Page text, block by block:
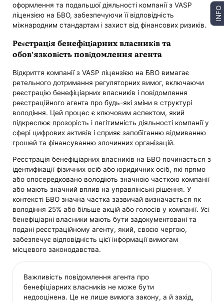
оформлення та подальшої діяльності компанії з VASP
ліцензією на БВО, забезпечуючи її відповідність
міжнародним стандартам і захист від фінансових ризиків.
Реєстрація бенефіціарних власників та
обов'язковість повідомлення агента
Відкриття компанії з VASP ліцензією на БВО вимагає
ретельного дотримання регуляторних вимог, включаючи
реєстрацію бенефіціарних власників і повідомлення
реєстраційного агента про будь-які зміни в структурі
володіння. Цей процес є ключовим аспектом, який
підкреслює прозорість і легітимність діяльності компанії у
сфері цифрових активів і сприяє запобіганню відмиванню
грошей та фінансуванню злочинних організацій.
Реєстрація бенефіціарних власників на БВО починається з
ідентифікації фізичних осіб або юридичних осіб, які прямо
або опосередковано володіють значною часткою компанії
або мають значний вплив на управлінські рішення. У
контексті БВО значна частка зазвичай визначається як
володіння 25% або більше акцій або голосів у компанії. Усі
бенефіціарні власники мають бути задокументовані та
подані реєстраційному агенту, який, своєю чергою,
забезпечує відповідність цієї інформації вимогам
місцевого законодавства.
Важливість повідомлення агента про
бенефіціарних власників не може бути
недооцінена. Це не лише вимога закону, а й захід,
INFO